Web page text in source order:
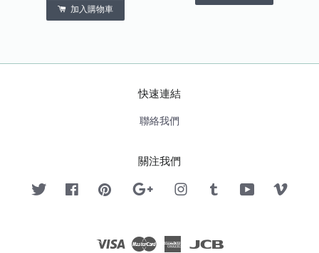
加入購物車
快速連結
聯絡我們
關注我們
Twitter FacebookPinterest Google InstagramTumblr YouTube
Visa Master American